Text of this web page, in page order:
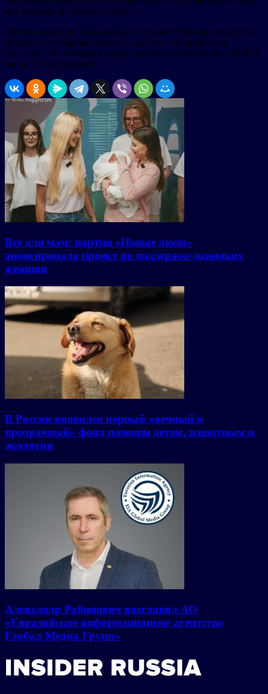
вот опасных и сложных работ».
Десятки выездов, погружение на сорокаметровую глубину и
подъем на огромные высоты — все это обычный день
спасателя. На помощь южноуральцам сегодня готовы прийти
около 170 сотрудников.
Все для мам: партия «Новые люди»
анонсировала проект по поддержке одиноких
женщин
В России появился первый «вечный и
прозрачный» фонд помощи детям, животным и
экологии
Александр Рабинович возглавил АО
«Евразийское информационное агентство
Глобал Медиа Групп»